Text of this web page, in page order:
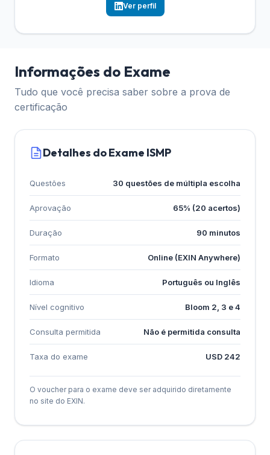
Ver perfil
Informações do Exame
Tudo que você precisa saber sobre a prova de
certificação
Detalhes do Exame ISMP
Questões 30 questões de múltipla escolha
Aprovação 65% (20 acertos)
Duração 90 minutos
Formato Online (EXIN Anywhere)
Idioma Português ou Inglês
Nível cognitivo Bloom 2, 3 e 4
Consulta permitida Não é permitida consulta
Taxa do exame USD 242
O voucher para o exame deve ser adquirido diretamente
no site do EXIN.